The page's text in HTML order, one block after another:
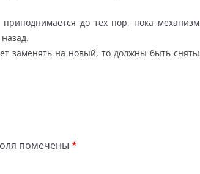
приподнимается до тех пор, пока механизм
заменять на новый, то должны быть сняты
помечены *